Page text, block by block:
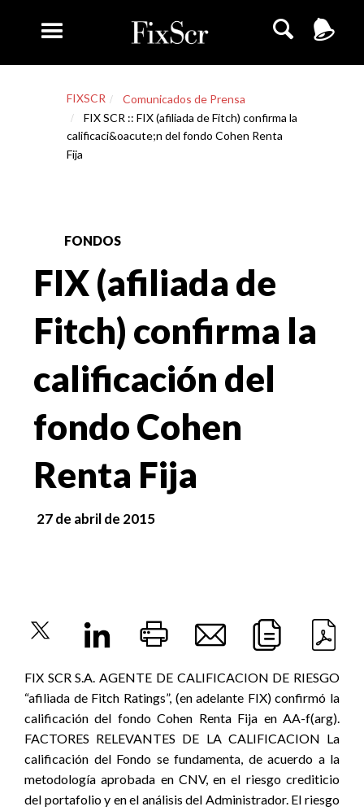
FIXSCR
Comunicados de Prensa
FIX SCR :: FIX (afiliada de Fitch) confirma la
calificaci&oacute;n del fondo Cohen Renta
Fija
FONDOS
FIX (afiliada de
Fitch) confirma la
calificación del
fondo Cohen
Renta Fija
27 de abril de 2015
FIX SCR S.A. AGENTE DE CALIFICACION DE RIESGO
“afiliada de Fitch Ratings”, (en adelante FIX) confirmó la
calificación del fondo Cohen Renta Fija en AA-f(arg).
FACTORES RELEVANTES DE LA CALIFICACION La
calificación del Fondo se fundamenta, de acuerdo a la
metodología aprobada en CNV, en el riesgo crediticio
del portafolio y en el análisis del Administrador. El riesgo